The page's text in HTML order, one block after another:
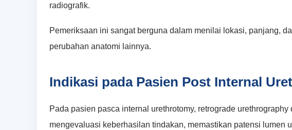
radiografik.
Pemeriksaan ini sangat berguna dalam menilai lokasi, panjang,
perubahan anatomi lainnya.
Indikasi pada Pasien Post Internal
Pada pasien pasca internal urethrotomy, retrograde
mengevaluasi keberhasilan tindakan, memastikan patensi lumen